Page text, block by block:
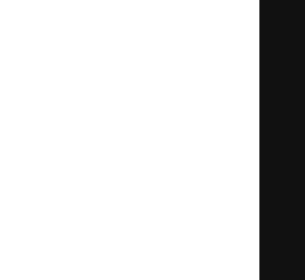
n)}{\log^*(\log